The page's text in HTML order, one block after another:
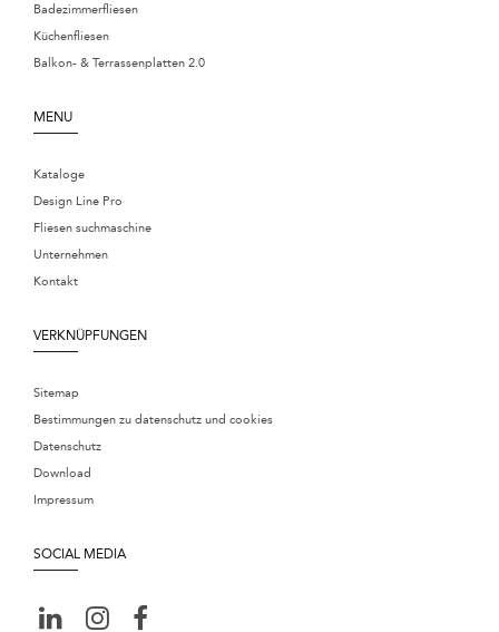
Badezimmerfliesen
Küchenfliesen
Balkon- & Terrassenplatten 2.0
MENU
Kataloge
Design Line Pro
Fliesen suchmaschine
Unternehmen
Kontakt
VERKNÜPFUNGEN
Sitemap
Bestimmungen zu datenschutz und cookies
Datenschutz
Download
Impressum
SOCIAL MEDIA